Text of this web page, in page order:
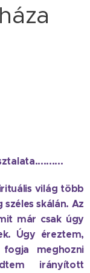
világ több
skálán. Az
már csak úgy
Úgy éreztem,
meghozni
irányított